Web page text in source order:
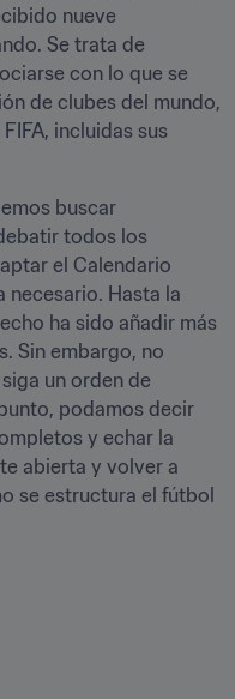
nueve
Se trata de
con lo que se
de clubes del mundo,
incluidas sus
buscar
todos los
el Calendario
necesario. Hasta la
ha sido añadir más
Sin embargo, no
un orden de
podamos decir
y echar la
abierta y volver a
se estructura el fútbol